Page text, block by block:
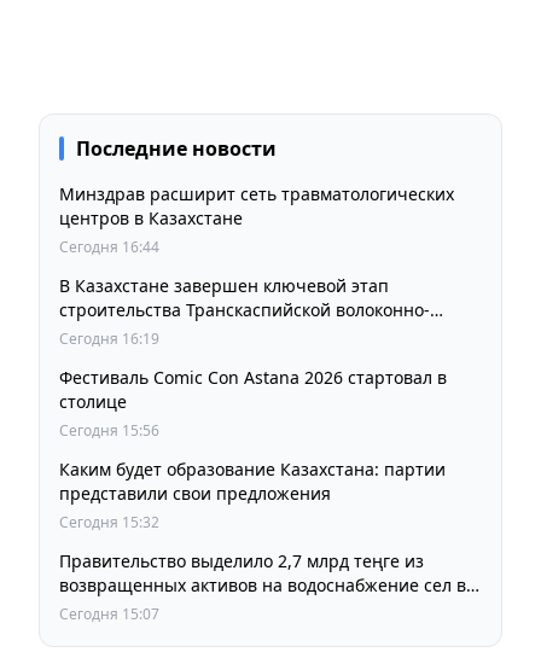
Последние новости
Минздрав расширит сеть травматологических
центров в Казахстане
Сегодня 16:44
В Казахстане завершен ключевой этап
строительства Транскаспийской волоконно-
оптической линии связи
Сегодня 16:19
Фестиваль Comic Con Astana 2026 стартовал в
столице
Сегодня 15:56
Каким будет образование Казахстана: партии
представили свои предложения
Сегодня 15:32
Правительство выделило 2,7 млрд теңге из
возвращенных активов на водоснабжение сел в
СКО
Сегодня 15:07